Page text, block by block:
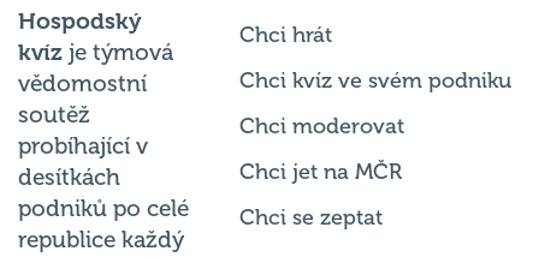
Hospodský
kvíz je týmová
vědomostní
soutěž
probíhající v
desítkách
podniků po celé
republice každý
Chci hrát
Chci kvíz ve svém podniku
Chci moderovat
Chci jet na MČR
Chci se zeptat